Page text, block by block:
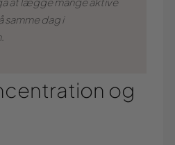
dag i
og